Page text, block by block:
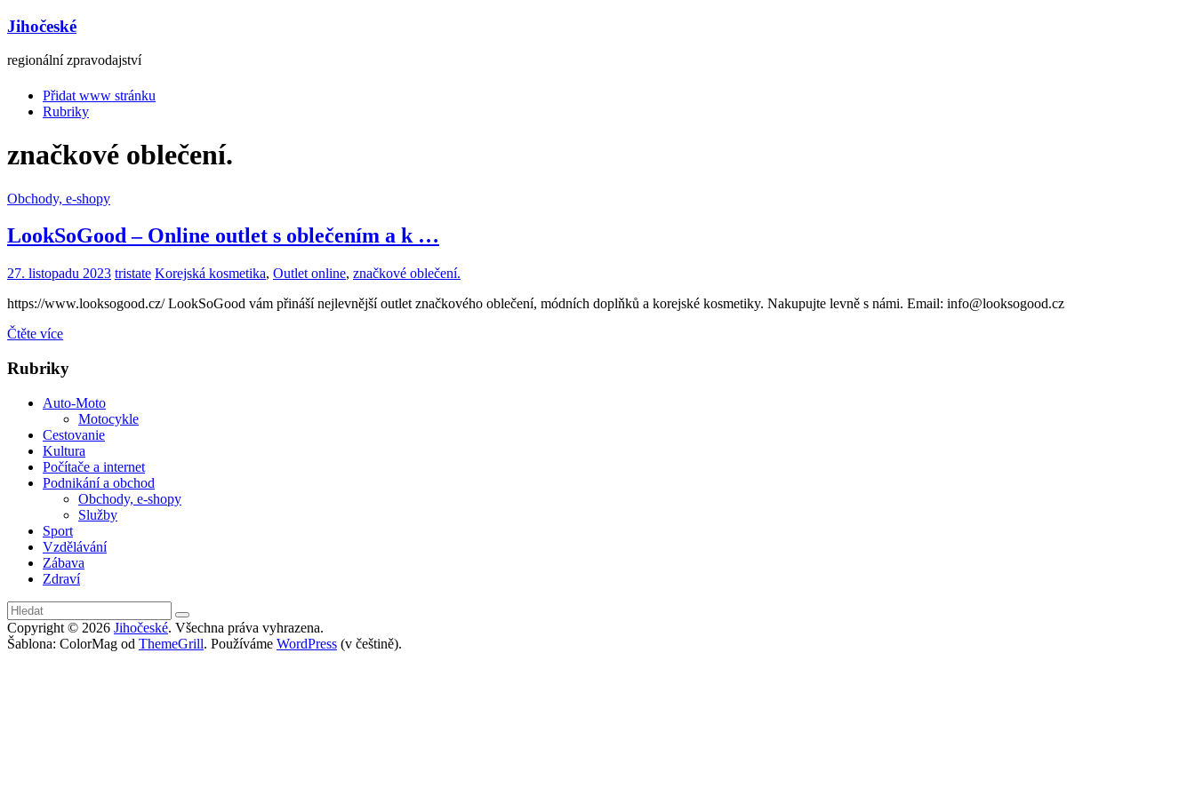
Jihočeské
regionální zpravodajství
Přidat www stránku
Rubriky
značkové oblečení.
Obchody, e-shopy
LookSoGood – Online outlet s oblečením a k …
27. listopadu 2023 tristate Korejská kosmetika, Outlet online, značkové oblečení.
https://www.looksogood.cz/ LookSoGood vám přináší nejlevnější outlet značkového oblečení, módních doplňků a korejské kosmetiky. Nakupujte levně s námi. Email: info@looksogood.cz
Čtěte více
Rubriky
Auto-Moto
Motocykle
Cestovanie
Kultura
Počítače a internet
Podnikání a obchod
Obchody, e-shopy
Služby
Sport
Vzdělávání
Zábava
Zdraví
Copyright © 2026 Jihočeské. Všechna práva vyhrazena.
Šablona: ColorMag od ThemeGrill. Používáme WordPress (v češtině).